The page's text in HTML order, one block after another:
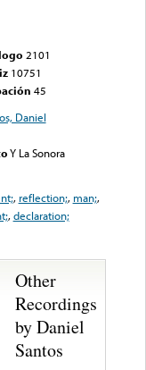
2101
10751
45
Daniel
Y La Sonora
, reflection;, man;,
,declaration;
Other
Recordings
by Daniel
Santos